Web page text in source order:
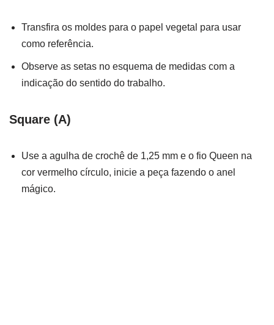
Transfira os moldes para o papel vegetal para usar
como referência.
Observe as setas no esquema de medidas com a
indicação do sentido do trabalho.
Square (A)
Use a agulha de crochê de 1,25 mm e o fio Queen na
cor vermelho círculo, inicie a peça fazendo o anel
mágico.